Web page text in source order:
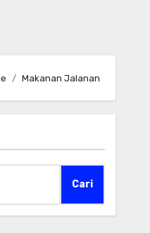
Makanan Jalanan
Cari